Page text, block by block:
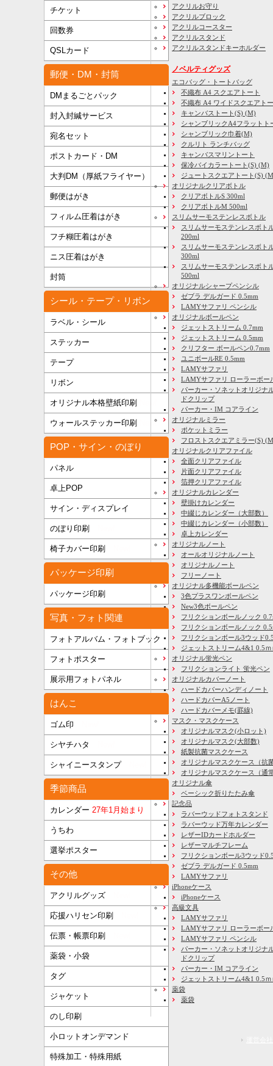
チケット
回数券
QSLカード
郵便・DM・封筒
DMまるごとパック
封入封緘サービス
宛名セット
ポストカード・DM
大判DM（厚紙フライヤー）
郵便はがき
フィルム圧着はがき
フチ糊圧着はがき
ニス圧着はがき
封筒
シール・テープ・リボン
ラベル・シール
ステッカー
テープ
リボン
オリジナル本格壁紙印刷
ウォールステッカー印刷 New!
POP・サイン・のぼり
パネル
卓上POP
サイン・ディスプレイ
のぼり印刷
椅子カバー印刷
パッケージ印刷
パッケージ印刷
写真・フォト関連
フォトアルバム・フォトブック
フォトポスター
展示用フォトパネル
はんこ
ゴム印
シヤチハタ
シャイニースタンプNew!
季節商品
カレンダー 27年1月始まり
うちわ
選挙ポスター
その他
アクリルグッズ
応援ハリセン印刷
伝票・帳票印刷
薬袋・小袋
タグ
ジャケット
のし印刷
小ロットオンデマンド
特殊加工・特殊用紙
アクリルお守り
アクリルブロック
アクリルコースター
アクリルスタンド
アクリルスタンドキーホルダー
ノベルティグッズ
エコバッグ・トートバッグ
不織布 A4 スクエアトート
不織布 A4 ワイドスクエアト
キャンバストート(S) (M)
シャンブリックA4フラットト
シャンブリック巾着(M)
クルリト ランチバッグ
キャンバスマリントート
保冷バイカラートート(S) (M)
ジュートスクエアトート(S)
オリジナルクリアボトル
クリアボトルS 300ml
クリアボトルM 500ml
スリムサーモステンレスボトル
スリムサーモステンレスボト
200ml
スリムサーモステンレスボト
300ml
スリムサーモステンレスボト
500ml
オリジナルシャープペンシル
ゼブラ デルガード 0.5mm
LAMYサファリ ペンシル
オリジナルボールペン
ジェットストリーム 0.7mm
ジェットストリーム 0.5mm
クリフター ボールペン0.7mm
ユニボールRE 0.5mm
LAMYサファリ
LAMYサファリ ローラーボー
パーカー・ソネットオリジナ
ドクリップ
パーカー・IM コアライン
オリジナルミラー
ポケットミラー
フロストスクエアミラー(S)
オリジナルクリアファイル
全面クリアファイル
片面クリアファイル
箔押クリアファイル
オリジナルカレンダー
壁掛けカレンダー
中綴じカレンダー（大部数）
中綴じカレンダー（小部数）
卓上カレンダー
オリジナルノート
オールオリジナルノート
オリジナルノート
フリーノート
オリジナル多機能ボールペン
3色プラスワンボールペン
New3色ボールペン
フリクションボールノック
フリクションボールノック
フリクションボール3ウッド
ジェットストリーム4&1 0.5ｍ
オリジナル蛍光ペン
フリクションライト 蛍光ペン
オリジナルカバーノート
ハードカバーハンディノート
ハードカバーA5ノート
ハードカバーメモ(罫線)
マスク・マスクケース
オリジナルマスク(小ロット)
オリジナルマスク(大部数)
紙製抗菌マスクケース
オリジナルマスクケース（抗
オリジナルマスクケース（通
オリジナル傘
ベーシック折りたたみ傘
記念品
ラバーウッドフォトスタンド
ラバーウッド万年カレンダー
レザーIDカードホルダー
レザーマルチフレーム
フリクションボール3ウッド
ゼブラ デルガード 0.5mm
LAMYサファリ
iPhoneケース
iPhoneケース
高級文具
LAMYサファリ
LAMYサファリ ローラーボー
LAMYサファリ ペンシル
パーカー・ソネットオリジナ
ドクリップ
パーカー・IM コアライン
ジェットストリーム4&1 0.5ｍ
薬袋
薬袋